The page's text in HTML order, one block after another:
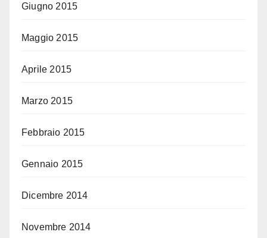
Giugno 2015
Maggio 2015
Aprile 2015
Marzo 2015
Febbraio 2015
Gennaio 2015
Dicembre 2014
Novembre 2014